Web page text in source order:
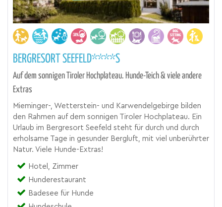
BERGRESORT SEEFELD****S
Auf dem sonnigen Tiroler Hochplateau. Hunde-Teich & viele andere
Extras
Mieminger-, Wetterstein- und Karwendelgebirge bilden
den Rahmen auf dem sonnigen Tiroler Hochplateau. Ein
Urlaub im Bergresort Seefeld steht für durch und durch
erholsame Tage in gesunder Bergluft, mit viel unberührter
Natur. Viele Hunde-Extras!
Hotel, Zimmer
Hunderestaurant
Badesee für Hunde